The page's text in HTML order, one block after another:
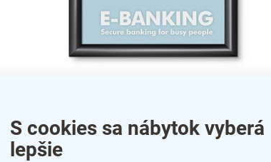
S cookies sa nábytok vyberá
lepšie